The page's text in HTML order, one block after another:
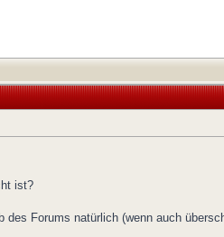
ist?
Forums natürlich (wenn auch